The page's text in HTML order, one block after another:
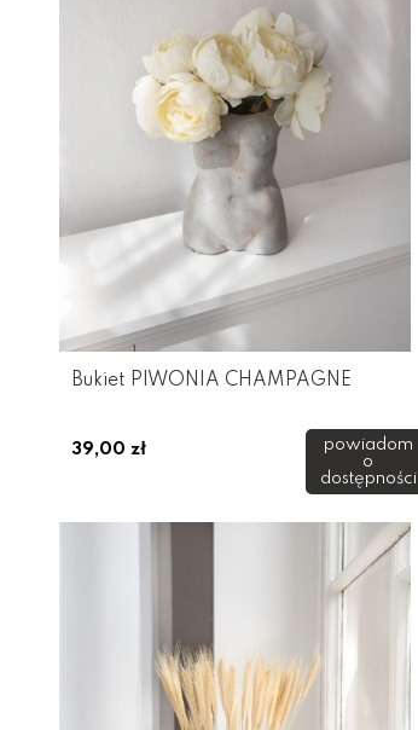
Bukiet PIWONIA CHAMPAGNE
39,00 zł
powiadom
o
dostępności